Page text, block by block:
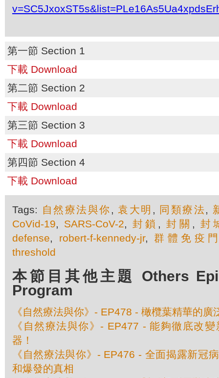
第一節 Section 1
下載 Download
第二節 Section 2
下載 Download
第三節 Section 3
下載 Download
第四節 Section 4
下載 Download
Tags: 自然療法與你 , 袁大明 , 同類療法,
CoVid-19, SARS-CoV-2,封鎖 ,封關 , 封
defense, robert-f-kennedy-jr, 群體免疫
threshold
本節目其他主題 Others
Program
《自然療法與你》- EP478 - 橄欖葉精華的廣
《自然療法與你》- EP477 - 能夠徹底改
器！
《自然療法與你》- EP476 - 全面揭露新冠
和爆發的真相